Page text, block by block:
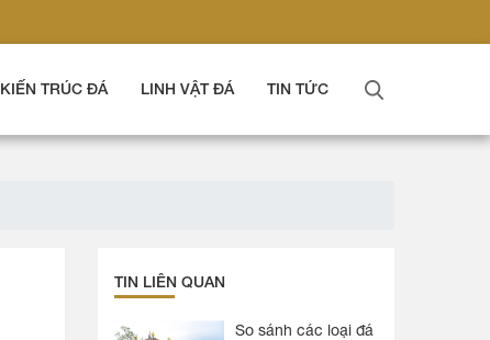
KIẾN TRÚC ĐÁ LINH VẬT ĐÁ TIN TỨC
TIN LIÊN QUAN
So sánh các loại đá